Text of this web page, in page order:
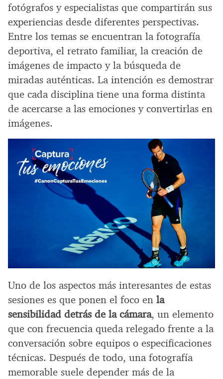
fotógrafos y especialistas que compartirán sus
experiencias desde diferentes perspectivas.
Entre los temas se encuentran la fotografía
deportiva, el retrato familiar, la creación de
imágenes de impacto y la búsqueda de
miradas auténticas. La intención es demostrar
que cada disciplina tiene una forma distinta
de acercarse a las emociones y convertirlas en
imágenes.
Uno de los aspectos más interesantes de estas
sesiones es que ponen el foco en la
sensibilidad detrás de la cámara, un elemento
que con frecuencia queda relegado frente a la
conversación sobre equipos o especificaciones
técnicas. Después de todo, una fotografía
memorable suele depender más de la